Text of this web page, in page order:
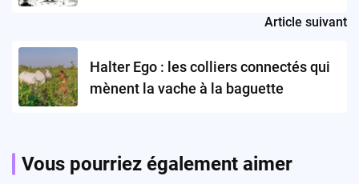
Article suivant
Halter Ego : les colliers connectés qui
mènent la vache à la baguette
Vous pourriez également aimer